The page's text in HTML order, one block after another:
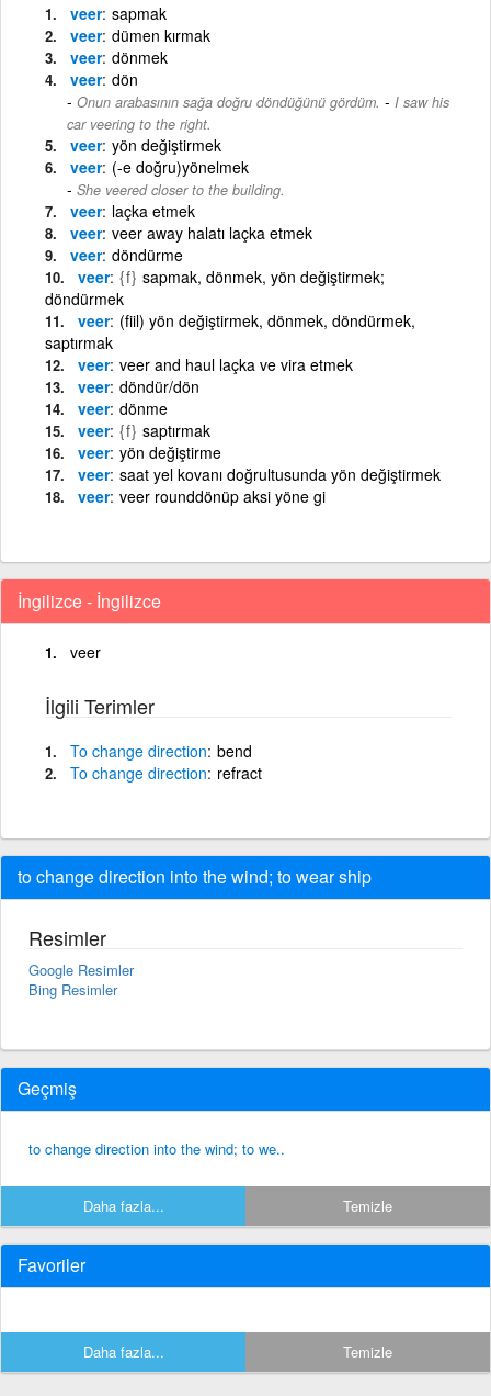
veer sapmak
veer dümen kırmak
veer dönmek
veer dön
Onun arabasının sağa doğru döndüğünü gördüm. - I saw his
car veering to the right.
veer yön değiştirmek
veer (-e doğru)yönelmek
She veered closer to the building.
veer laçka etmek
veer veer away halatı laçka etmek
veer döndürme
veer {f} sapmak, dönmek, yön değiştirmek;
döndürmek
veer (fiil) yön değiştirmek, dönmek, döndürmek,
saptırmak
veer veer and haul laçka ve vira etmek
veer döndür/dön
veer dönme
veer {f} saptırmak
veer yön değiştirme
veer saat yel kovanı doğrultusunda yön değiştirmek
veer veer rounddönüp aksi yöne gi
İngilizce - İngilizce
veer
İlgili Terimler
To change direction bend
To change direction refract
to change direction into the wind; to wear ship
Resimler
Google Resimler
Bing Resimler
Geçmiş
to change direction into the wind; to we..
Daha fazla... Temizle
Favoriler
Daha fazla... Temizle